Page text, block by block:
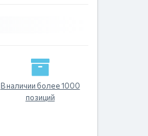
В наличии более 1000
позиций